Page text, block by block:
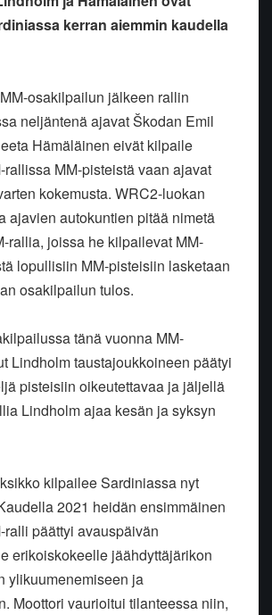
kerran aiemmin kaudella
osakilpailun jälkeen rallin
neljäntenä ajavat Škodan Emil
Hämäläinen eivät kilpaile
MM-pisteistä vaan ajavat
kokemusta. WRC2-luokan
ajavien autokuntien pitää nimetä
rallia, joissa he kilpailevat MM-
lopullisiin MM-pisteisiin lasketaan
osakilpailun tulos.
tänä vuonna MM-
Lindholm taustajoukkoineen päätyi
pisteisiin oikeutettavaa ja jäljellä
Lindholm ajaa kesän ja syksyn
kilpailee Sardiniassa nyt
2021 heidän ensimmäinen
päättyi avauspäivän
erikoiskokeelle jäähdyttäjärikon
ylikuumenemiseen ja
Moottori vaurioitui tilanteessa niin,